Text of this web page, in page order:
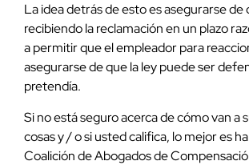
La idea detrás de esto es asegurarse
recibiendo la reclamación en un plazo
a permitir que el empleador para
asegurarse de que la ley puede ser
pretendía.
Si no está seguro acerca de cómo van a
cosas y / o si usted califica, lo mejor es
Coalición de Abogados de